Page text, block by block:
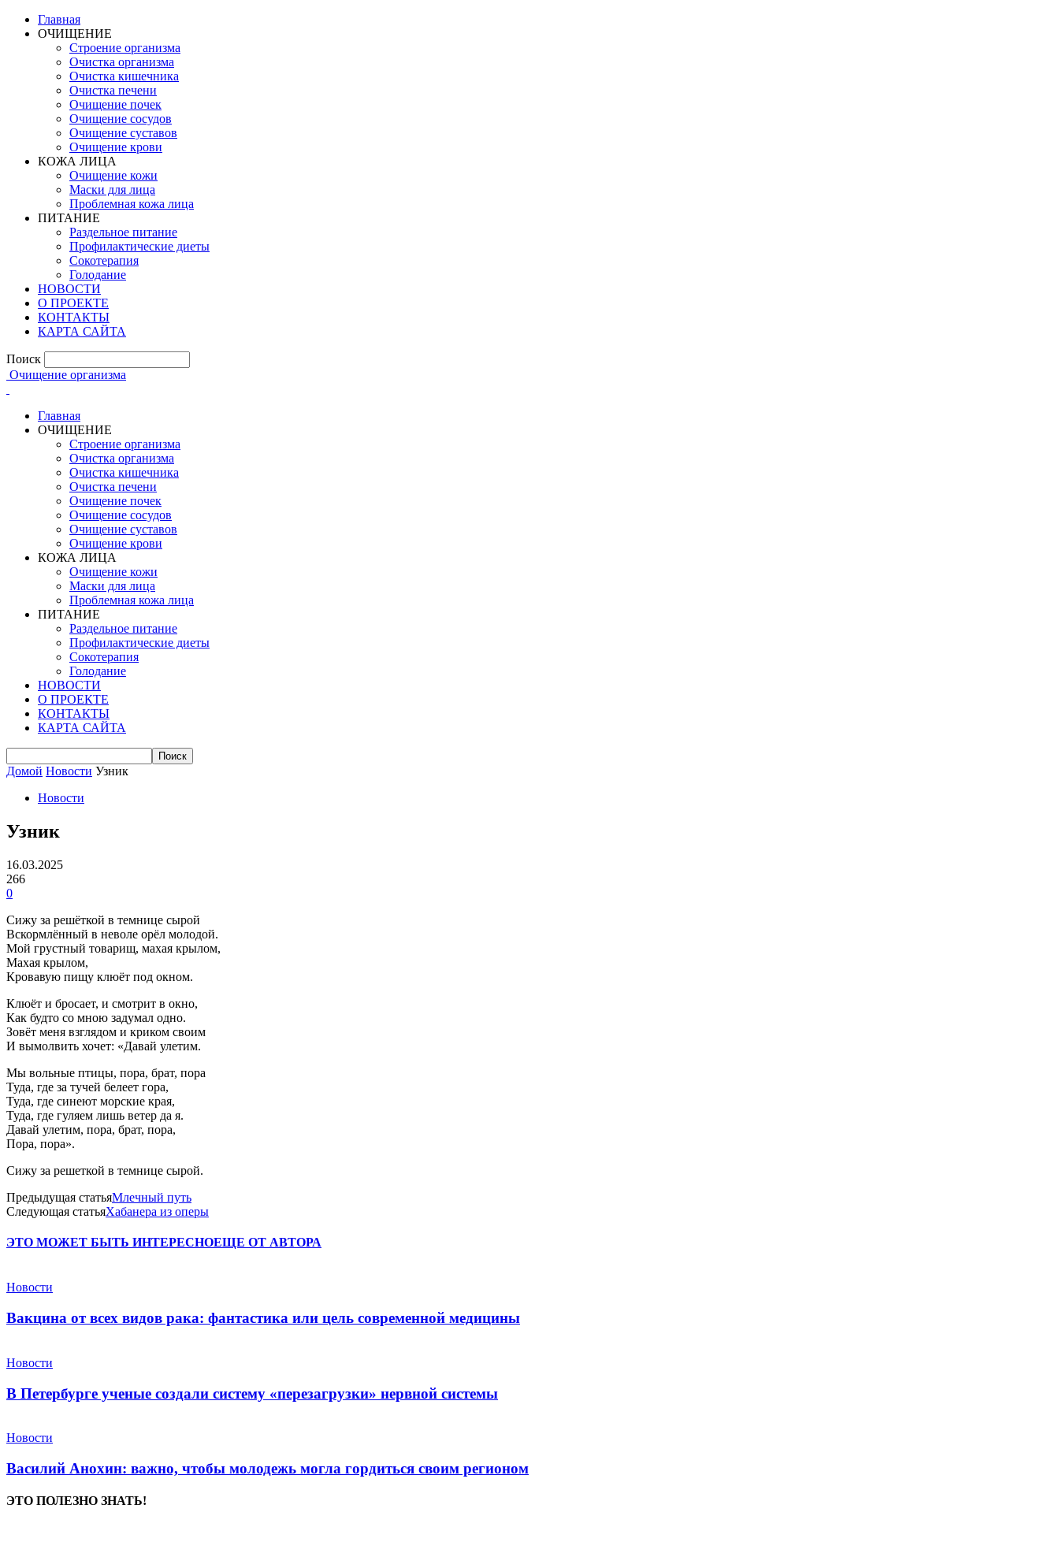
Главная
ОЧИЩЕНИЕ
Строение организма
Очистка организма
Очистка кишечника
Очистка печени
Очищение почек
Очищение сосудов
Очищение суставов
Очищение крови
КОЖА ЛИЦА
Очищение кожи
Маски для лица
Проблемная кожа лица
ПИТАНИЕ
Раздельное питание
Профилактические диеты
Сокотерапия
Голодание
НОВОСТИ
О ПРОЕКТЕ
КОНТАКТЫ
КАРТА САЙТА
Поиск
Очищение организма
Главная
ОЧИЩЕНИЕ
Строение организма
Очистка организма
Очистка кишечника
Очистка печени
Очищение почек
Очищение сосудов
Очищение суставов
Очищение крови
КОЖА ЛИЦА
Очищение кожи
Маски для лица
Проблемная кожа лица
ПИТАНИЕ
Раздельное питание
Профилактические диеты
Сокотерапия
Голодание
НОВОСТИ
О ПРОЕКТЕ
КОНТАКТЫ
КАРТА САЙТА
Домой Новости Узник
Новости
Узник
16.03.2025
266
0
Сижу за решёткой в темнице сырой
Вскормлённый в неволе орёл молодой.
Мой грустный товарищ, махая крылом,
Махая крылом,
Кровавую пищу клюёт под окном.
Клюёт и бросает, и смотрит в окно,
Как будто со мною задумал одно.
Зовёт меня взглядом и криком своим
И вымолвить хочет: «Давай улетим.
Мы вольные птицы, пора, брат, пора
Туда, где за тучей белеет гора,
Туда, где синеют морские края,
Туда, где гуляем лишь ветер да я.
Давай улетим, пора, брат, пора,
Пора, пора».
Сижу за решеткой в темнице сырой.
Предыдущая статьяМлечный путь
Следующая статьяХабанера из оперы
ЭТО МОЖЕТ БЫТЬ ИНТЕРЕСНОЕЩЕ ОТ АВТОРА
Новости
Вакцина от всех видов рака: фантастика или цель современной медицины
Новости
В Петербурге ученые создали систему «перезагрузки» нервной системы
Новости
Василий Анохин: важно, чтобы молодежь могла гордиться своим регионом
ЭТО ПОЛЕЗНО ЗНАТЬ!